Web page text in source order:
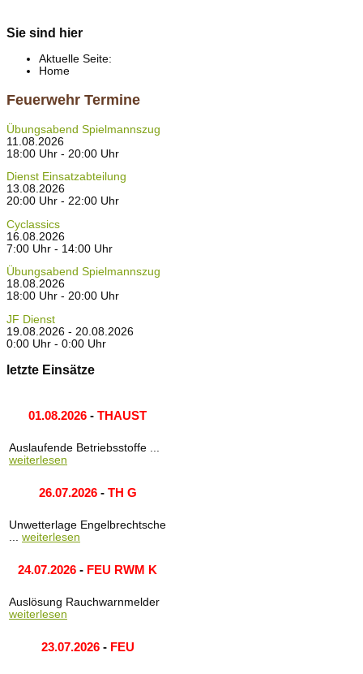
Sie sind hier
Aktuelle Seite:
Home
Feuerwehr Termine
Übungsabend Spielmannszug
11.08.2026
18:00 Uhr - 20:00 Uhr
Dienst Einsatzabteilung
13.08.2026
20:00 Uhr - 22:00 Uhr
Cyclassics
16.08.2026
7:00 Uhr - 14:00 Uhr
Übungsabend Spielmannszug
18.08.2026
18:00 Uhr - 20:00 Uhr
JF Dienst
19.08.2026 - 20.08.2026
0:00 Uhr - 0:00 Uhr
letzte Einsätze
01.08.2026 - THAUST
Auslaufende Betriebsstoffe ...
weiterlesen
26.07.2026- TH G
Unwetterlage Engelbrechtsche
... weiterlesen
24.07.2026 - FEU RWM K
Auslösung Rauchwarnmelder
weiterlesen
23.07.2026- FEU